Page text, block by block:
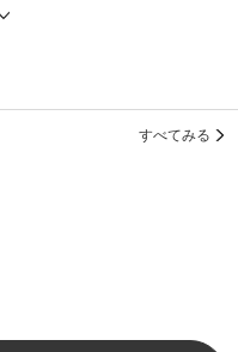
すべてみる